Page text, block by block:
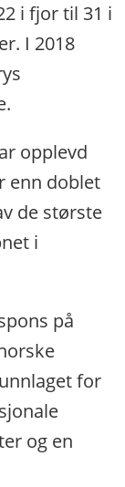
i fjor til 31 i
I 2018
opplevd
enn doblet
de største
i
på
for
og en